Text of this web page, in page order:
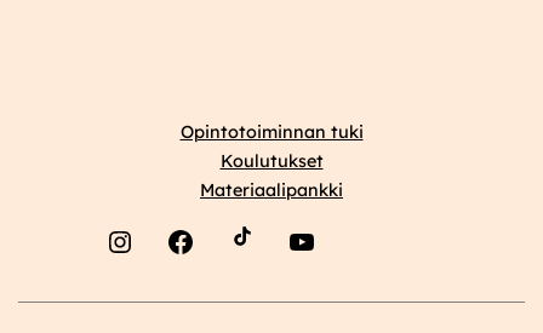
Opintotoiminnan tuki
Koulutukset
Materiaalipankki